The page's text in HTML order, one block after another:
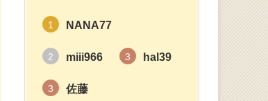
1 NANA77
2 miii966 3 hal39
3 佐藤